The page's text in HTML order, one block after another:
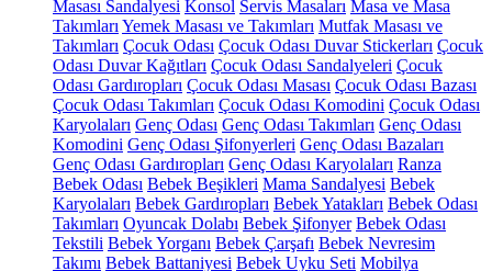
Masası Sandalyesi Konsol Servis Masaları Masa ve Masa
Takımları Yemek Masası ve Takımları Mutfak Masası ve
Takımları Çocuk Odası Çocuk Odası Duvar Stickerları Çocuk
Odası Duvar Kağıtları Çocuk Odası Sandalyeleri Çocuk
Odası Gardıropları Çocuk Odası Masası Çocuk Odası Bazası
Çocuk Odası Takımları Çocuk Odası Komodini Çocuk Odası
Karyolaları Genç Odası Genç Odası Takımları Genç Odası
Komodini Genç Odası Şifonyerleri Genç Odası Bazaları
Genç Odası Gardıropları Genç Odası Karyolaları Ranza
Bebek Odası Bebek Beşikleri Mama Sandalyesi Bebek
Karyolaları Bebek Gardıropları Bebek Yatakları Bebek Odası
Takımları Oyuncak Dolabı Bebek Şifonyer Bebek Odası
Tekstili Bebek Yorganı Bebek Çarşafı Bebek Nevresim
Takımı Bebek Battaniyesi Bebek Uyku Seti Mobilya